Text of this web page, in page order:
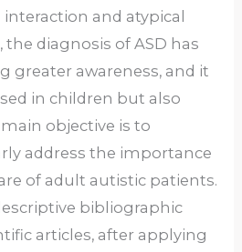
and atypical
the diagnosis of ASD has
greater awareness, and it
in children but also
objective is to
address the importance
of adult autistic patients.
bibliographic
articles, after applying